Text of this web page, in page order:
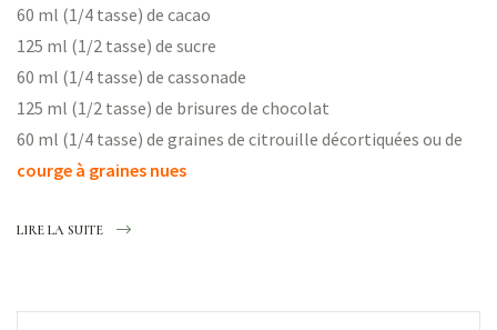
60 ml (1/4 tasse) de cacao
125 ml (1/2 tasse) de sucre
60 ml (1/4 tasse) de cassonade
125 ml (1/2 tasse) de brisures de chocolat
60 ml (1/4 tasse) de graines de citrouille décortiquées ou de
courge à graines nues
LIRE LA SUITE